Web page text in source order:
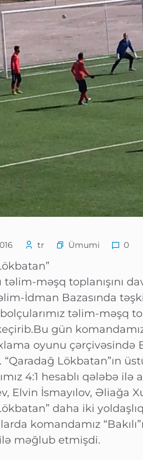
tr Ümumi 0
təlim-məşq toplanışını
İdman Bazasında
təlim-məşq
gün
oyunu çərçivəsində
Lökbatan”ın
4:1 hesablı qələbə ilə
Elvin İsmayılov, Əliağa
daha iki
komandamız
ilə məğlub etmişdi.